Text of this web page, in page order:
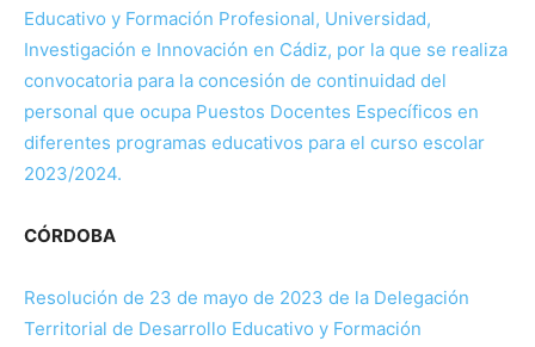
Educativo y Formación Profesional, Universidad,
Investigación e Innovación en Cádiz, por la que se realiza
convocatoria para la concesión de continuidad del
personal que ocupa Puestos Docentes Específicos en
diferentes programas educativos para el curso escolar
2023/2024.
CÓRDOBA
Resolución de 23 de mayo de 2023 de la Delegación
Territorial de Desarrollo Educativo y Formación